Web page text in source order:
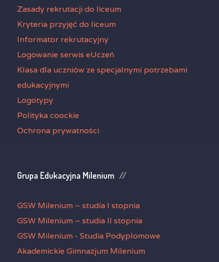
Zasady rekrutacji do liceum
Kryteria przyjęć do liceum
Informator rekrutacyjny
Logowanie serwis eUczeń
Klasa dla uczniów ze specjalnymi potrzebami
edukacyjnymi
Logotypy
Polityka coockie
Ochrona prywatności
Grupa Edukacyjna Milenium
GSW Milenium – studia I stopnia
GSW Milenium – studia II stopnia
GSW Milenium - Studia Podyplomowe
Akademickie Gimnazjum Milenium